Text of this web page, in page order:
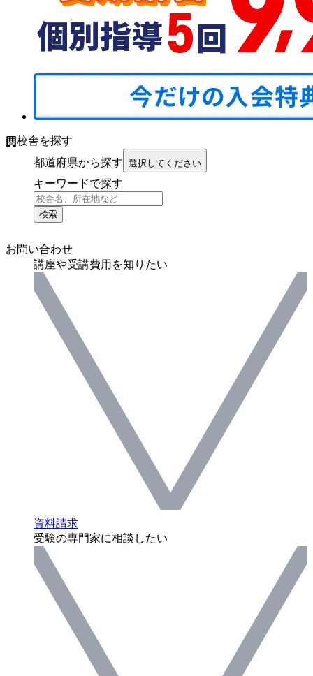
校舎を探す
都道府県から探す 選択してください
キーワードで探す
検索
お問い合わせ
講座や受講費用を知りたい
資料請求
受験の専門家に相談したい